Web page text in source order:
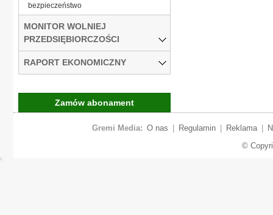
bezpieczeństwo
MONITOR WOLNIEJ
PRZEDSIĘBIORCZOŚCI
RAPORT EKONOMICZNY
Zamów abonament
Gremi Media: O nas Regulamin Reklama
©